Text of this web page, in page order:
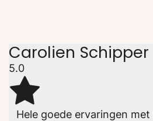
Carolien Schipper
5.0
Hele goede ervaringen met